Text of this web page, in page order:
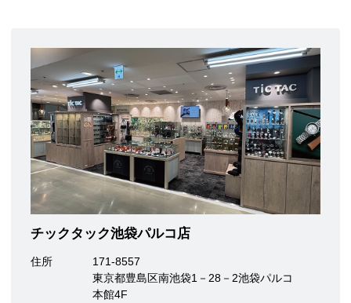
チックタック池袋パルコ店
住所
171-8557
東京都豊島区南池袋1－28－2池袋パルコ
本館4F